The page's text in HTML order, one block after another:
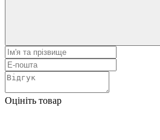
Оцініть товар